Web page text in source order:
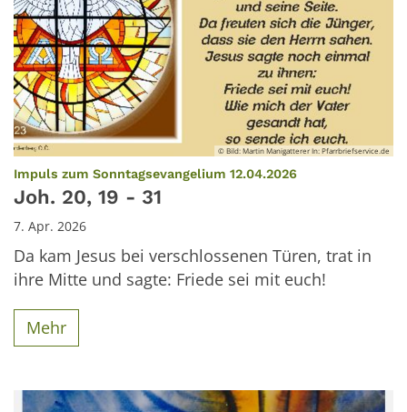
© Bild: Martin Manigatterer In: Pfarrbriefservice.de
Impuls zum Sonntagsevangelium 12.04.2026
Joh. 20, 19 - 31
7. Apr. 2026
Da kam Jesus bei verschlossenen Türen, trat in
ihre Mitte und sagte: Friede sei mit euch!
Mehr